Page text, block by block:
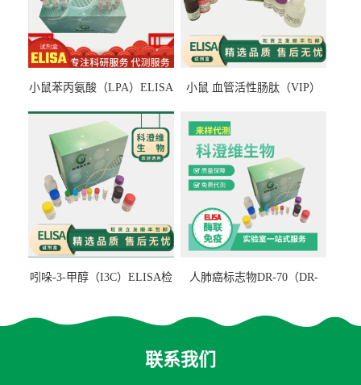
小鼠苯丙氨酸（LPA）ELISA
小鼠 血管活性肠肽（VIP）
吲哚-3-甲醇（I3C）ELISA检
人肺癌标志物DR-70（DR-
联系我们